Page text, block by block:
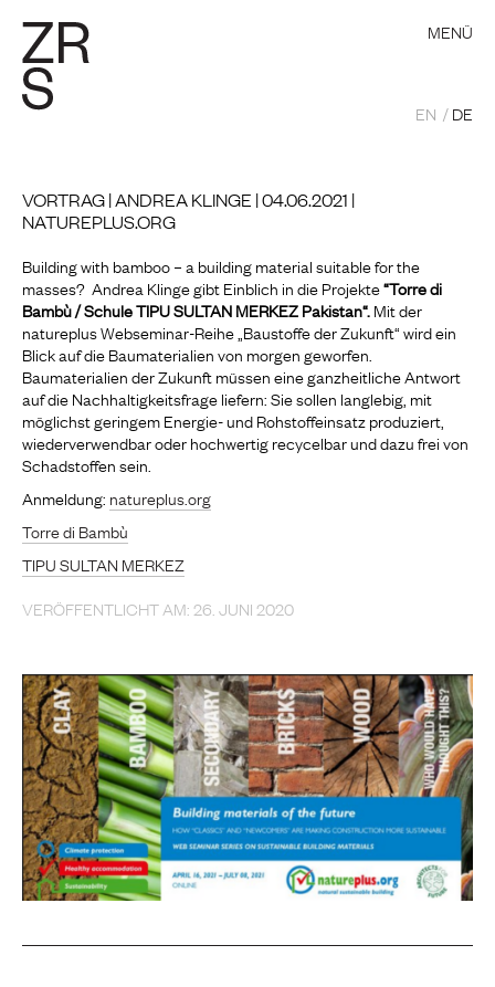
MENÜ
EN DE
VORTRAG | ANDREA KLINGE | 04.06.2021 |
NATUREPLUS.ORG
Building with bamboo – a building material suitable for the
masses? Andrea Klinge gibt Einblich in die Projekte“Torre di
Bambù / Schule TIPU SULTAN MERKEZ Pakistan“.Mit der
natureplus Webseminar-Reihe „Baustoffe der Zukunft“ wird ein
Blick auf die Baumaterialien von morgen geworfen.
Baumaterialien der Zukunft müssen eine ganzheitliche Antwort
auf die Nachhaltigkeitsfrage liefern: Sie sollen langlebig, mit
möglichst geringem Energie- und Rohstoffeinsatz produziert,
wiederverwendbar oder hochwertig recycelbar und dazu frei von
Schadstoffen sein.
Anmeldung: natureplus.org
Torre di Bambù
TIPU SULTAN MERKEZ
VERÖFFENTLICHT AM: 26. JUNI 2020